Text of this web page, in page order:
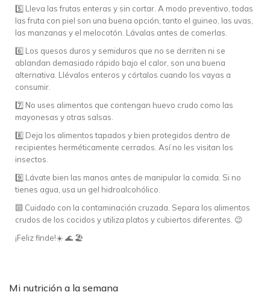
5️⃣ Lleva las frutas enteras y sin cortar. A modo preventivo, todas
las fruta con piel son una buena opción, tanto el guineo, las uvas,
las manzanas y el melocotón. Lávalas antes de comerlas.
6️⃣ Los quesos duros y semiduros que no se derriten ni se
ablandan demasiado rápido bajo el calor, son una buena
alternativa. Llévalos enteros y córtalos cuando los vayas a
consumir.
7️⃣ No uses alimentos que contengan huevo crudo como las
mayonesas y otras salsas.
8️⃣ Deja los alimentos tapados y bien protegidos dentro de
recipientes herméticamente cerrados. Así no les visitan los
insectos.
9️⃣ Lávate bien las manos antes de manipular la comida. Si no
tienes agua, usa un gel hidroalcohólico.
🔟 Cuidado con la contaminación cruzada. Separa los alimentos
crudos de los cocidos y utiliza platos y cubiertos diferentes. 😉
¡Feliz finde!☀️ 🌊 🏖
Mi nutrición a la semana